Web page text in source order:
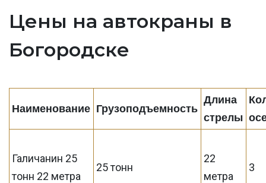
Цены на автокраны в
Богородске
Наименование Грузоподъемность
Длина
стрелы
Галичанин 25
тонн 22 метра
25 тонн
22
метра
3